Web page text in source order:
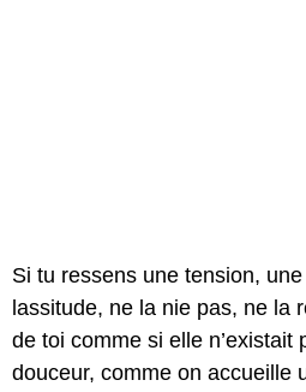
Si tu ressens une tension,
lassitude, ne la nie pas, ne la
de toi comme si elle n’existait
douceur, comme on accueille